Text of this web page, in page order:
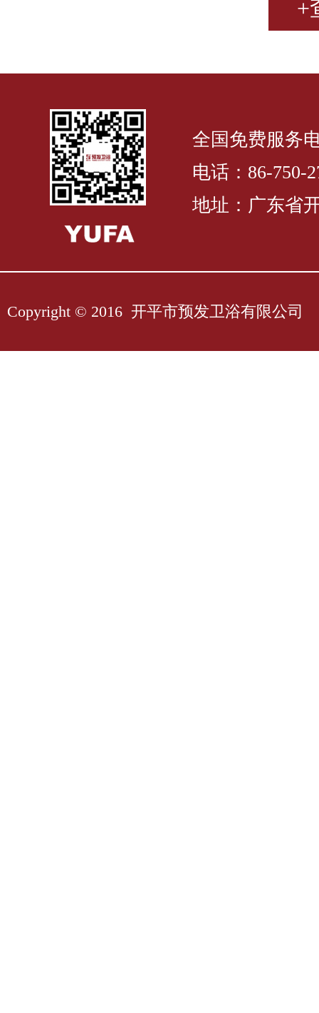
+
全国免费服务
电话：86-750-
地址：广东省
Copyright © 2016 开平市预发卫浴有限公司